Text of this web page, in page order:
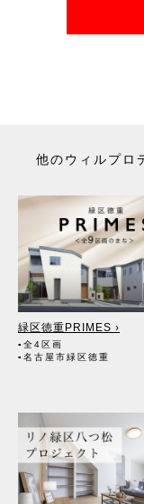
みません。）を提供
タや紙媒体で提供す
（8）宅地建物取引業
査定に利用します。宅
見の根拠」として仲
2. 個人情報の第三者へ
●第三者に提供する目
上記「1.お客様の個人
て、その利用目的の達
供します。
●提供する個人情報の項
お客様の氏名・住所
●当該情報の提供を受
属性
（1）不動産の売買契
る者。また、成約に至
（2）他の宅地建物取
契約の見込客を募るた
他のウィルプロ
緑区徳重PRIMES ›
▪全4区画
▪名古屋市緑区徳重